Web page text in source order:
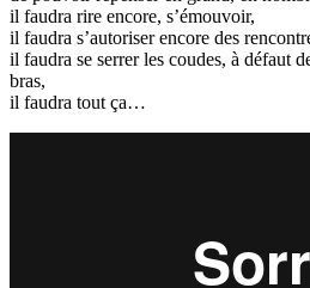
il faudra rire encore, s’émouvoir,
il faudra s’autoriser encore des
il faudra se serrer les coudes, à défaut
bras,
il faudra tout ça…